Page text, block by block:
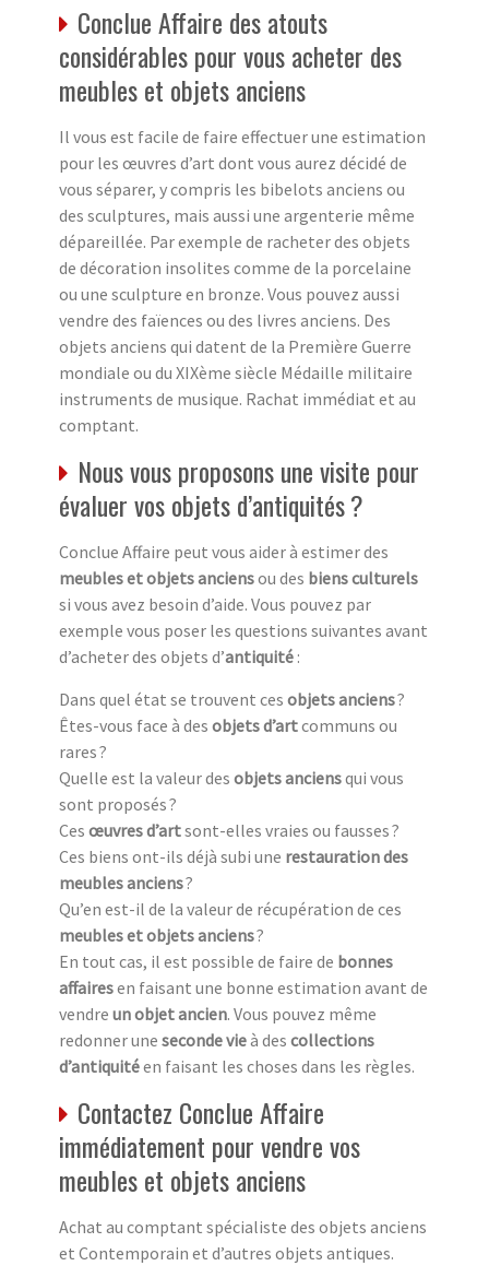
Conclue Affaire des atouts
considérables pour vous acheter des
meubles et objets anciens
Il vous est facile de faire effectuer une estimation
pour les œuvres d’art dont vous aurez décidé de
vous séparer, y compris les bibelots anciens ou
des sculptures, mais aussi une argenterie même
dépareillée. Par exemple de racheter des objets
de décoration insolites comme de la porcelaine
ou une sculpture en bronze. Vous pouvez aussi
vendre des faïences ou des livres anciens. Des
objets anciens qui datent de la Première Guerre
mondiale ou du XIXème siècle Médaille militaire
instruments de musique. Rachat immédiat et au
comptant.
Nous vous proposons une visite pour
évaluer vos objets d’antiquités ?
Conclue Affaire peut vous aider à estimer des
meubles et objets anciensou des biens culturels
si vous avez besoin d’aide. Vous pouvez par
exemple vous poser les questions suivantes avant
d’acheter des objets d’antiquité :
Dans quel état se trouvent ces objets anciens?
Êtes-vous face à des objets d’artcommuns ou
rares ?
Quelle est la valeur des objets anciensqui vous
sont proposés ?
Ces œuvres d’artsont-elles vraies ou fausses ?
Ces biens ont-ils déjà subi une restauration des
meubles anciens?
Qu’en est-il de la valeur de récupération de ces
meubles et objets anciens?
En tout cas, il est possible de faire de bonnes
affairesen faisant une bonne estimation avant de
vendre un objet ancien. Vous pouvez même
redonner une seconde vieà des collections
d’antiquitéen faisant les choses dans les règles.
Contactez Conclue Affaire
immédiatement pour vendre vos
meubles et objets anciens
Achat au comptant spécialiste des objets anciens
et Contemporain et d’autres objets antiques.